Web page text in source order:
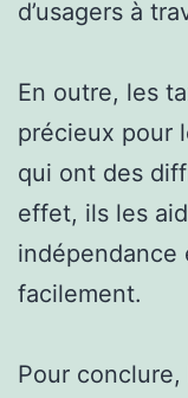
d’usagers à
En outre, les
précieux pour
qui ont des
effet, ils les
indépendance
facilement.
Pour